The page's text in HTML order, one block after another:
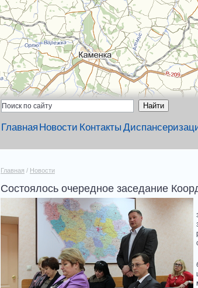
Главная Новости Контакты
Главная / Новости
Состоялось очередное заседание